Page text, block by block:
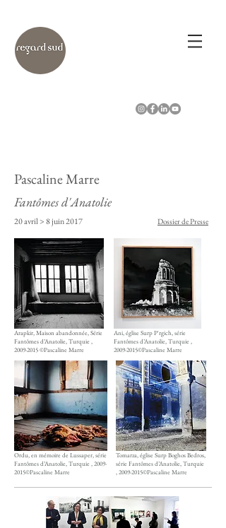
Pascaline Marre
Fantômes d'Anatolie
20 avril > 8 juin 2017 Dossier de Presse
Arapkir, Maison abandonnée, Série
Fantômes d’Anatolie, Turquie ,
2009-2015©Pascaline Marre
Ani, église Surp P'rgich, série
Fantômes d’Anatolie, Turquie ,
2009-2015©Pascaline Marre
Ordu, en mémoire de Lussaper, série
Fantômes d’Anatolie, Turquie ,2009-
2015©Pascaline Marre
Tomarza, église Surp Boghos Bedros,
série Fantômes d’Anatolie, Turquie
,2009-2015©Pascaline Marre